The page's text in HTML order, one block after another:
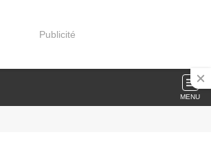
Publicité
MENU